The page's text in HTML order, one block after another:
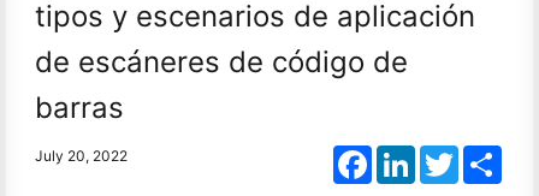
tipos y escenarios de aplicación
de escáneres de código de
barras
July 20, 2022 FacebookLinkedInTwitter